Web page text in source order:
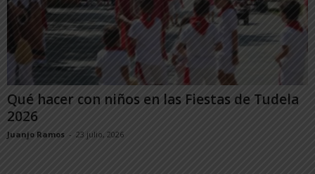
Qué hacer con niños en las Fiestas de Tudela
2026
Juanjo Ramos - 23 julio, 2026